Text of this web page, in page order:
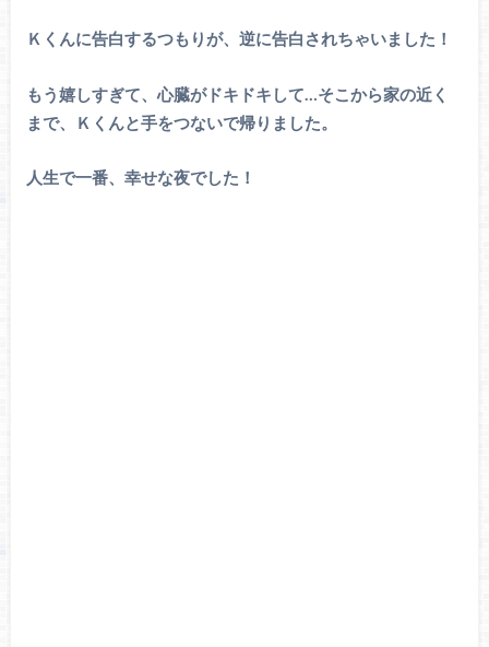
Ｋくんに告白するつもりが、逆に告白されちゃいました！
もう嬉しすぎて、心臓がドキドキして…そこから家の近く
まで、Ｋくんと手をつないで帰りました。
人生で一番、幸せな夜でした！